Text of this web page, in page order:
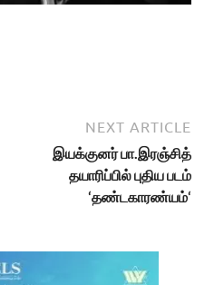
NEXT ARTICLE
இயக்குனர் பா.இரஞ்சித்
தயாரிப்பில் புதிய படம்
‘தண்டகாரண்யம்‘